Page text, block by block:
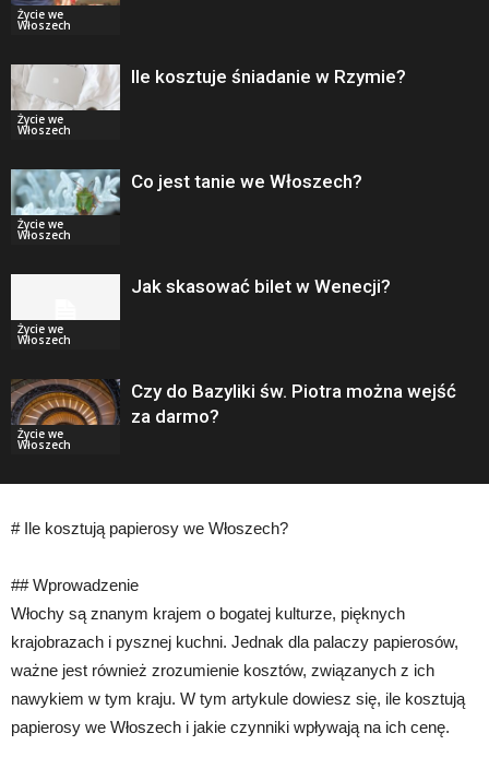
Życie we
Włoszech
Życie we
Włoszech
Ile kosztuje śniadanie w Rzymie?
Życie we
Włoszech
Co jest tanie we Włoszech?
Życie we
Włoszech
Jak skasować bilet w Wenecji?
Życie we
Włoszech
Czy do Bazyliki św. Piotra można wejść
za darmo?
# Ile kosztują papierosy we Włoszech?
## Wprowadzenie
Włochy są znanym krajem o bogatej kulturze, pięknych
krajobrazach i pysznej kuchni. Jednak dla palaczy papierosów,
ważne jest również zrozumienie kosztów, związanych z ich
nawykiem w tym kraju. W tym artykule dowiesz się, ile kosztują
papierosy we Włoszech i jakie czynniki wpływają na ich cenę.